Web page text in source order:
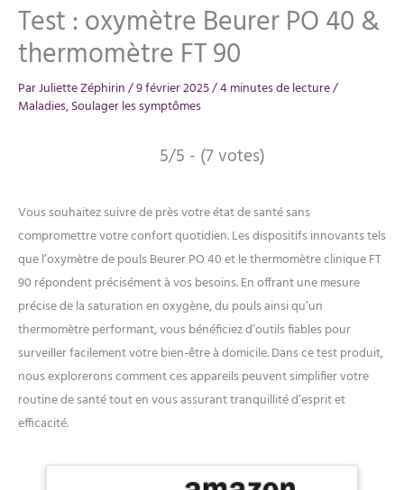
Test : oxymètre Beurer PO 40 &
thermomètre FT 90
ParJuliette Zéphirin/9 février 2025/4 minutes de lecture/
Maladies,Soulager les symptômes
5/5 - (7 votes)
Vous souhaitez suivre de près votre état de santé sans
compromettre votre confort quotidien. Les dispositifs innovants tels
que l’oxymètre de pouls Beurer PO 40 et le thermomètre clinique FT
90 répondent précisément à vos besoins. En offrant une mesure
précise de la saturation en oxygène, du pouls ainsi qu’un
thermomètre performant, vous bénéficiez d’outils fiables pour
surveiller facilement votre bien-être à domicile. Dans ce test produit,
nous explorerons comment ces appareils peuvent simplifier votre
routine de santé tout en vous assurant tranquillité d’esprit et
efficacité.